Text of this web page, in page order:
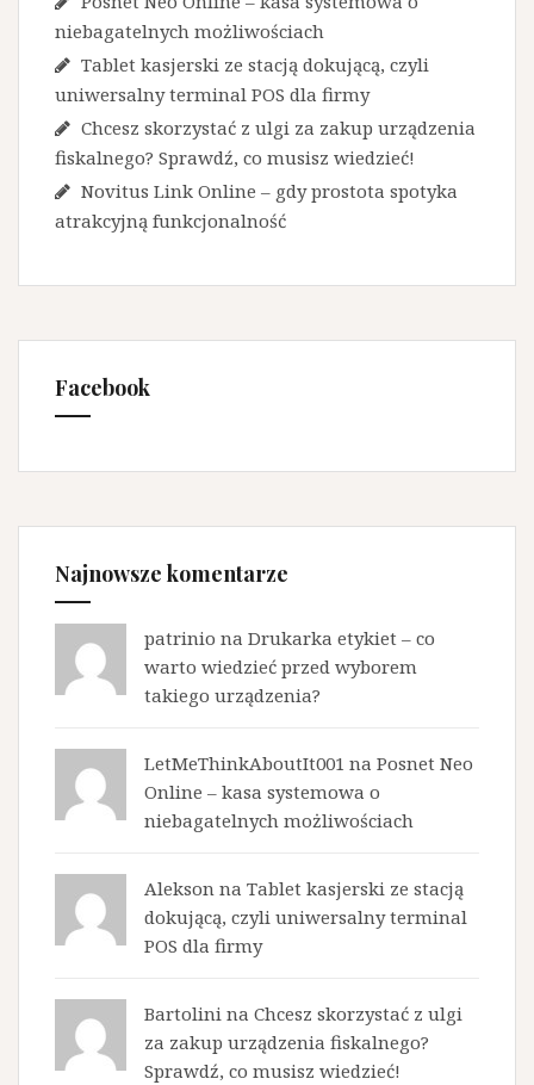
niebagatelnych możliwościach
Tablet kasjerski ze stacją dokującą, czyli
uniwersalny terminal POS dla firmy
Chcesz skorzystać z ulgi za zakup urządzenia
fiskalnego? Sprawdź, co musisz wiedzieć!
Novitus Link Online – gdy prostota spotyka
atrakcyjną funkcjonalność
Facebook
Najnowsze komentarze
patrinio na Drukarka etykiet – co
warto wiedzieć przed wyborem
takiego urządzenia?
LetMeThinkAboutIt001 na Posnet Neo
Online – kasa systemowa o
niebagatelnych możliwościach
Alekson na Tablet kasjerski ze stacją
dokującą, czyli uniwersalny terminal
POS dla firmy
Bartolini na Chcesz skorzystać z ulgi
za zakup urządzenia fiskalnego?
Sprawdź, co musisz wiedzieć!